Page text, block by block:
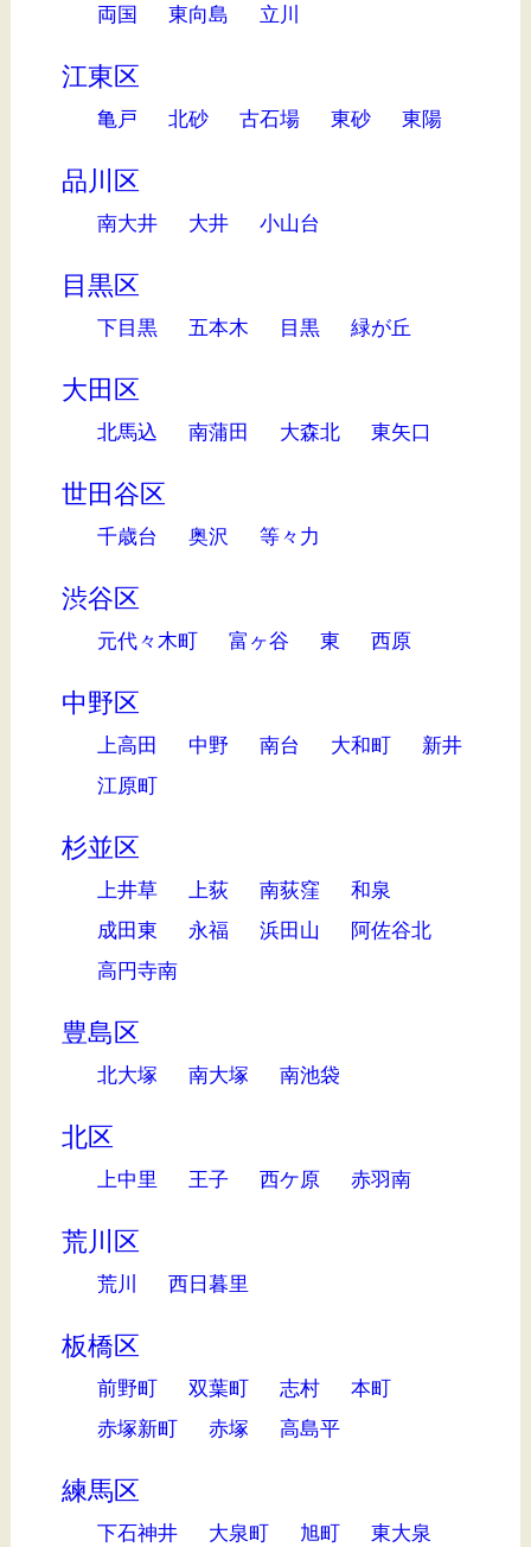
両国 東向島 立川
江東区
亀戸 北砂 古石場 東砂 東陽
品川区
南大井 大井 小山台
目黒区
下目黒 五本木 目黒 緑が丘
大田区
北馬込 南蒲田 大森北 東矢口
世田谷区
千歳台 奥沢 等々力
渋谷区
元代々木町 富ヶ谷 東 西原
中野区
上高田 中野 南台 大和町
新井
江原町
杉並区
上井草 上荻 南荻窪
和泉
成田東
永福 浜田山
阿佐谷北
高円寺南
豊島区
北大塚 南大塚 南池袋
北区
上中里 王子 西ケ原 赤羽南
荒川区
荒川 西日暮里
板橋区
前野町 双葉町 志村
本町
赤塚新町
赤塚 高島平
練馬区
下石神井 大泉町 旭町
東大泉